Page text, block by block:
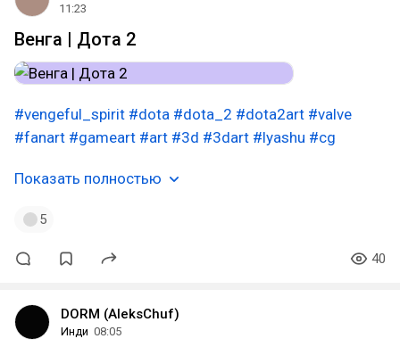
11:23
Венга | Дота 2
#vengeful_spirit #dota #dota_2 #dota2art #valve
#fanart #gameart #art #3d #3dart #lyashu #cg
Показать полностью
5
40
DORM (AleksChuf)
Инди 08:05